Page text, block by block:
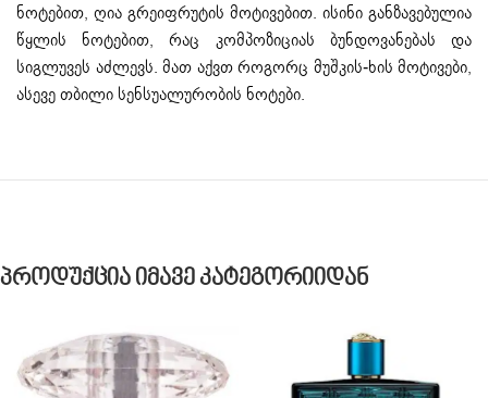
ნოტებით, ღია გრეიფრუტის მოტივებით. ისინი განზავებულია
წყლის ნოტებით, რაც კომპოზიციას ბუნდოვანებას და
სიგლუვეს აძლევს. მათ აქვთ როგორც მუშკის-ხის მოტივები,
ასევე თბილი სენსუალურობის ნოტები.
Პროდუქცია Იმავე Კატეგორიიდან